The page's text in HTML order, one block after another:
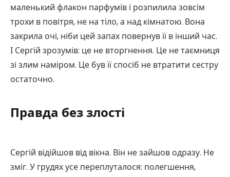
маленький флакон парфумів і розпилила зовсім
трохи в повітря, не на тіло, а над кімнатою. Вона
закрила очі, ніби цей запах повернув її в інший час.
І Сергій зрозумів: це не вторгнення. Це не таємниця
зі злим наміром. Це був її спосіб не втратити сестру
остаточно.
Правда без злості
Сергій відійшов від вікна. Він не зайшов одразу. Не
зміг. У грудях усе переплуталося: полегшення,